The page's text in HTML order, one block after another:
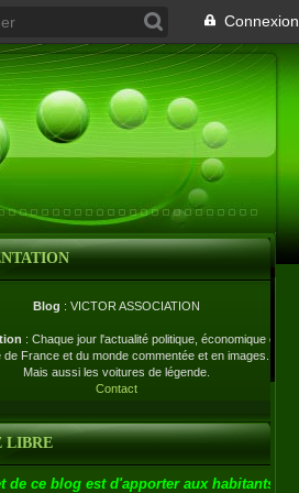
Connexion
Blog : VICTOR ASSOCIATION
: Chaque jour l'actualité politique, économique et
de France et du monde commentée et en images.
Mais aussi les voitures de légende.
Contact
LIBRE
de ce blog est d'apporter aux habitants